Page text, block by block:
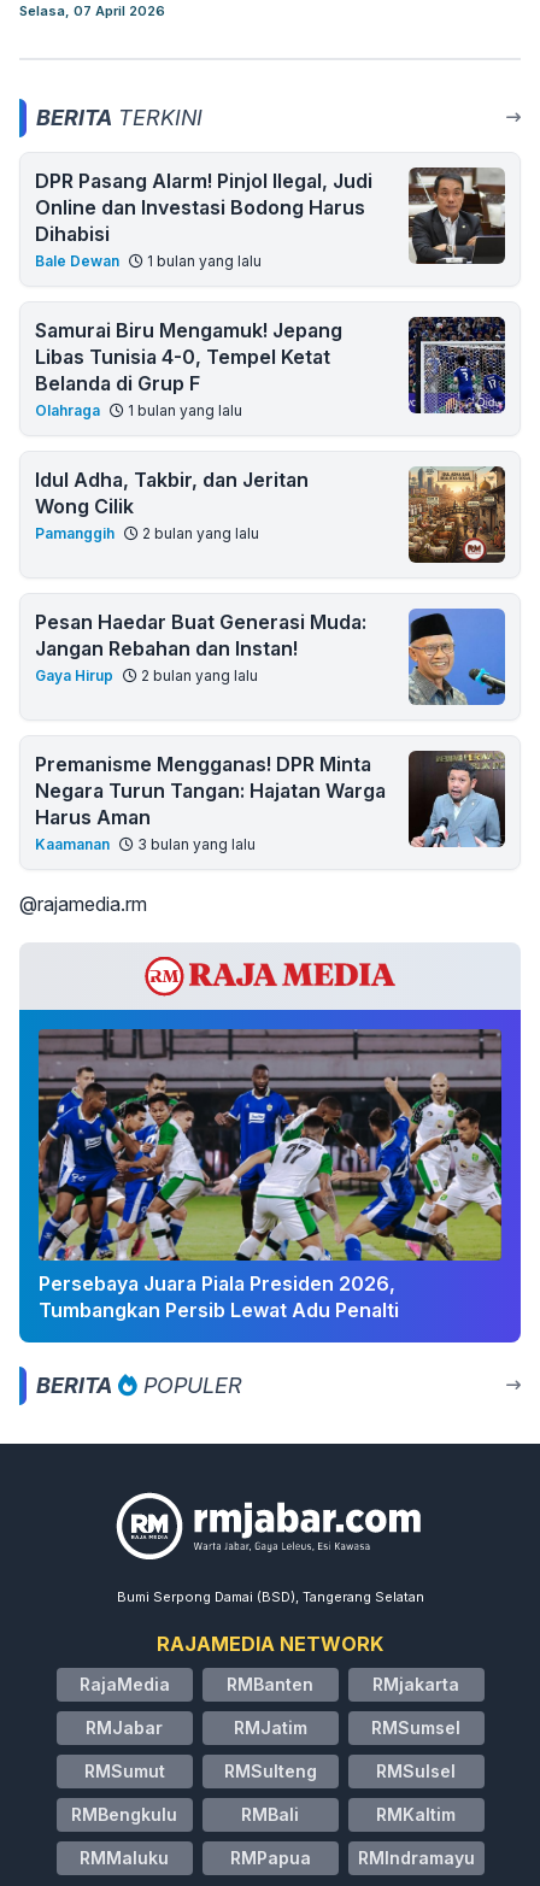
Selasa, 07 April 2026
BERITA TERKINI
DPR Pasang Alarm! Pinjol Ilegal, Judi
Online dan Investasi Bodong Harus
Dihabisi
Bale Dewan 1 bulan yang lalu
Samurai Biru Mengamuk! Jepang
Libas Tunisia 4-0, Tempel Ketat
Belanda di Grup F
Olahraga 1 bulan yang lalu
Idul Adha, Takbir, dan Jeritan
Wong Cilik
Pamanggih 2 bulan yang lalu
Pesan Haedar Buat Generasi Muda:
Jangan Rebahan dan Instan!
Gaya Hirup 2 bulan yang lalu
Premanisme Mengganas! DPR Minta
Negara Turun Tangan: Hajatan Warga
Harus Aman
Kaamanan 3 bulan yang lalu
@rajamedia.rm
Persebaya Juara Piala Presiden 2026,
Tumbangkan Persib Lewat Adu Penalti
BERITA POPULER
Bumi Serpong Damai (BSD), Tangerang Selatan
RAJAMEDIA NETWORK
RajaMedia RMBanten RMjakarta
RMJabar RMJatim RMSumsel
RMSumut RMSulteng RMSulsel
RMBengkulu RMBali RMKaltim
RMMaluku RMPapua RMIndramayu